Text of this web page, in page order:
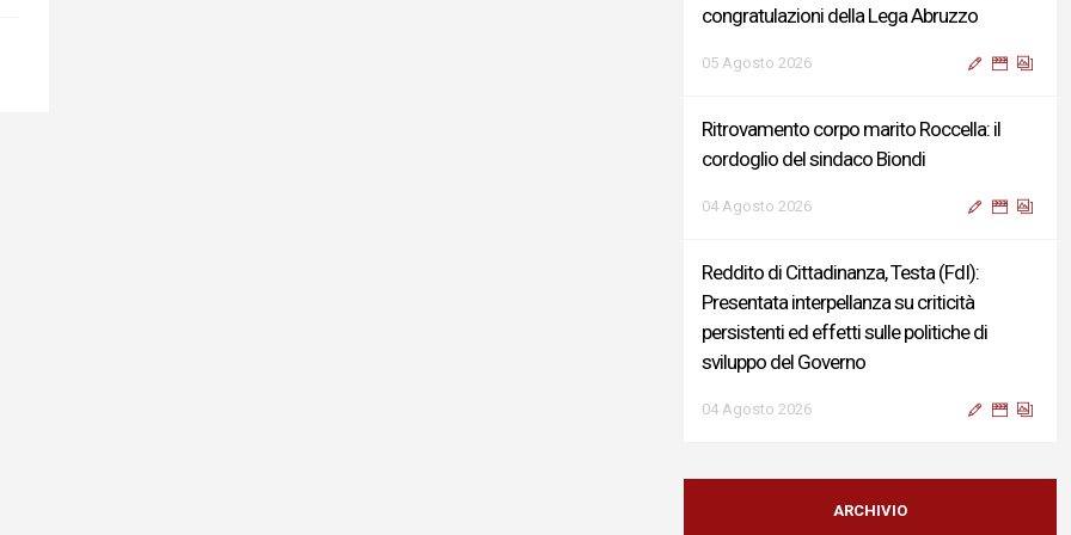
congratulazioni della Lega Abruzzo
05 Agosto 2026
Ritrovamento corpo marito Roccella: il
cordoglio del sindaco Biondi
04 Agosto 2026
Reddito di Cittadinanza, Testa (FdI):
Presentata interpellanza su criticità
persistenti ed effetti sulle politiche di
sviluppo del Governo
04 Agosto 2026
Sigismondi, Liris e Testa: “Profondo
cordoglio e vicinanza al Ministro Roccella e
ARCHIVIO